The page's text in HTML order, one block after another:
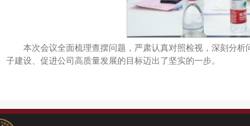
本次会议全面梳理查摆问题，严肃认真对照检视，深刻分
子建设、促进公司高质量发展的目标迈出了坚实的一步。